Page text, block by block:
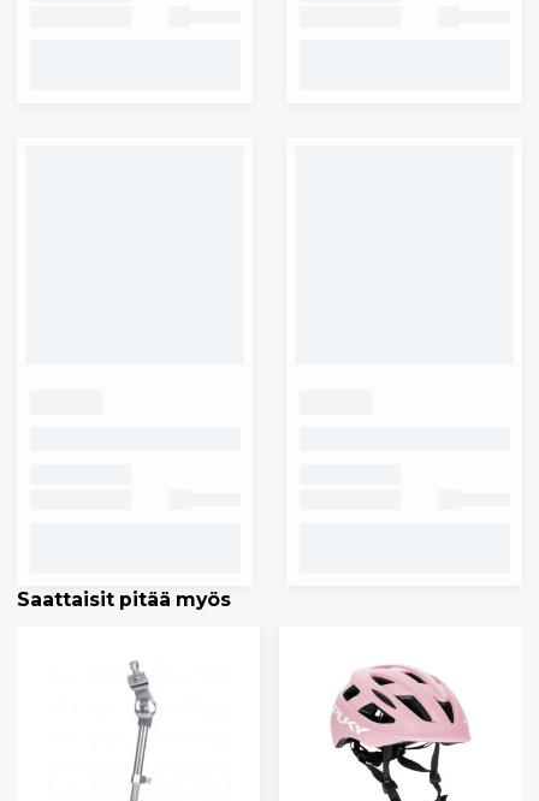
Saattaisit pitää myös